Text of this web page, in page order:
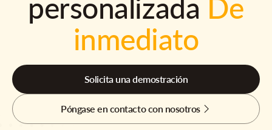
personalizada De
inmediato
Solicita una demostración
Póngase en contacto con nosotros